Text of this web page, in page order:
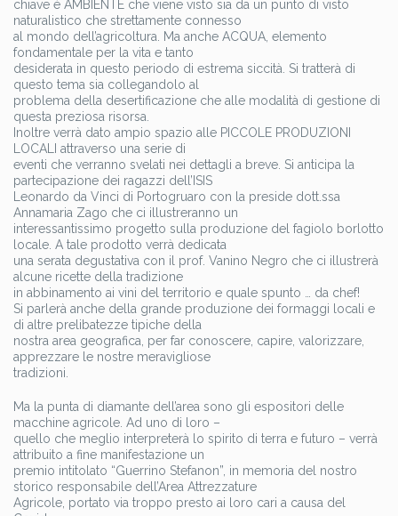
chiave è AMBIENTE che viene visto sia da un punto di visto
naturalistico che strettamente connesso
al mondo dell’agricoltura. Ma anche ACQUA, elemento
fondamentale per la vita e tanto
desiderata in questo periodo di estrema siccità. Si tratterà di
questo tema sia collegandolo al
problema della desertificazione che alle modalità di gestione di
questa preziosa risorsa.
Inoltre verrà dato ampio spazio alle PICCOLE PRODUZIONI
LOCALI attraverso una serie di
eventi che verranno svelati nei dettagli a breve. Si anticipa la
partecipazione dei ragazzi dell’ISIS
Leonardo da Vinci di Portogruaro con la preside dott.ssa
Annamaria Zago che ci illustreranno un
interessantissimo progetto sulla produzione del fagiolo borlotto
locale. A tale prodotto verrà dedicata
una serata degustativa con il prof. Vanino Negro che ci illustrerà
alcune ricette della tradizione
in abbinamento ai vini del territorio e quale spunto … da chef!
Si parlerà anche della grande produzione dei formaggi locali e
di altre prelibatezze tipiche della
nostra area geografica, per far conoscere, capire, valorizzare,
apprezzare le nostre meravigliose
tradizioni.
Ma la punta di diamante dell’area sono gli espositori delle
macchine agricole. Ad uno di loro –
quello che meglio interpreterà lo spirito di terra e futuro – verrà
attribuito a fine manifestazione un
premio intitolato “Guerrino Stefanon”, in memoria del nostro
storico responsabile dell’Area Attrezzature
Agricole, portato via troppo presto ai loro cari a causa del